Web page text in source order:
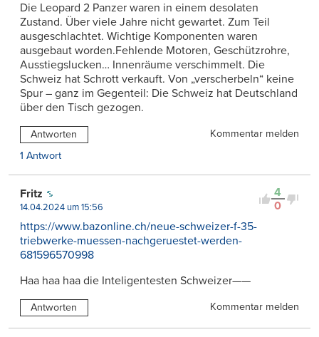
Die Leopard 2 Panzer waren in einem desolaten
Zustand. Über viele Jahre nicht gewartet. Zum Teil
ausgeschlachtet. Wichtige Komponenten waren
ausgebaut worden.Fehlende Motoren, Geschützrohre,
Ausstiegslucken… Innenräume verschimmelt. Die
Schweiz hat Schrott verkauft. Von „verscherbeln“ keine
Spur – ganz im Gegenteil: Die Schweiz hat Deutschland
über den Tisch gezogen.
Antworten
Kommentar melden
1 Antwort
4
0
Fritz
14.04.2024 um 15:56
https://www.bazonline.ch/neue-schweizer-f-35-
triebwerke-muessen-nachgeruestet-werden-
681596570998
Haa haa haa die Inteligentesten Schweizer——
Antworten Kommentar melden